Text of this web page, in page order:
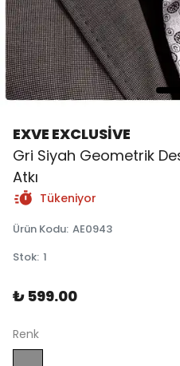
EXVE EXCLUSİVE
Gri Siyah Geometrik
Atkı
Tükeniyor
Ürün Kodu: AE0943
Stok: 1
₺ 599.00
Renk